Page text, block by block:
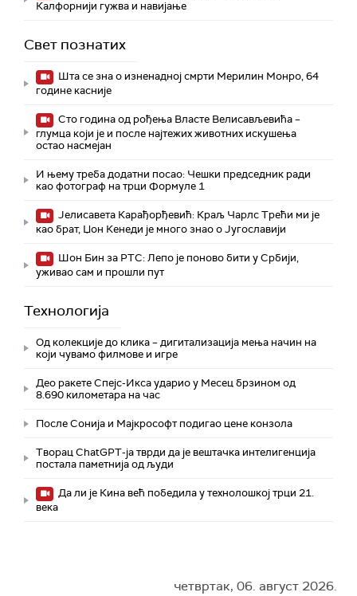
Калфорнији гужва и навијање
Свет познатих
Шта се зна о изненадној смрти Мерилин Монро, 64
године касније
Сто година од рођења Власте Велисављевића –
глумца који је и после најтежих животних искушења
остао насмејан
И њему треба додатни посао: Чешки председник ради
као фотограф на трци Формуле 1
Јелисавета Карађорђевић: Краљ Чарлс Трећи ми је
као брат, Џон Кенеди је много знао о Југославији
Шон Бин за РТС: Лепо је поново бити у Србији,
уживао сам и прошли пут
Технологијa
Од колекције до клика – дигитализација мења начин на
који чувамо филмове и игре
Део ракете Спејс-Икса ударио у Месец брзином од
8.690 километара на час
После Сонија и Мајкрософт подигао цене конзола
Творац ChatGPT-ја тврди да је вештачка интелигенција
постала паметнија од људи
Да ли је Кина већ победила у технолошкој трци 21.
века
четвртак, 06. август 2026.